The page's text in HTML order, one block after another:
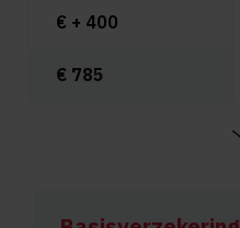
€ + 400
€ 785